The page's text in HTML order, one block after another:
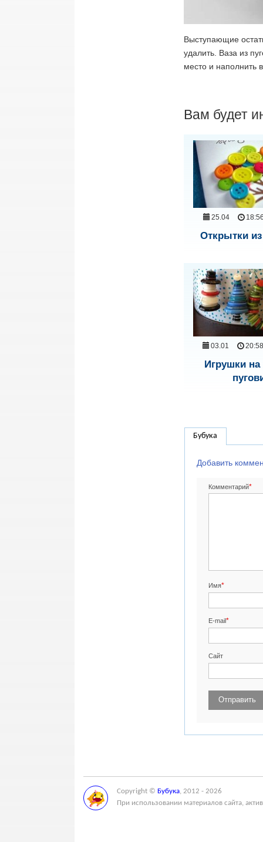
Выступающие
удалить. Ваза из
место и наполнить
Вам будет
25.04
Открытки
03.01 20:58
Игрушки на
Бубука
Добавить
Комментарий*
Имя*
E-mail*
Сайт
Copyright © Бубука, 2012 - 2026
При использовании материалов сайта,